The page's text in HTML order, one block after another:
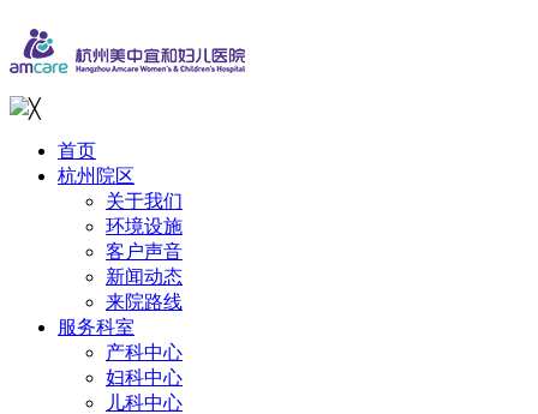
╳
首页
杭州院区
关于我们
环境设施
客户声音
新闻动态
来院路线
服务科室
产科中心
妇科中心
儿科中心